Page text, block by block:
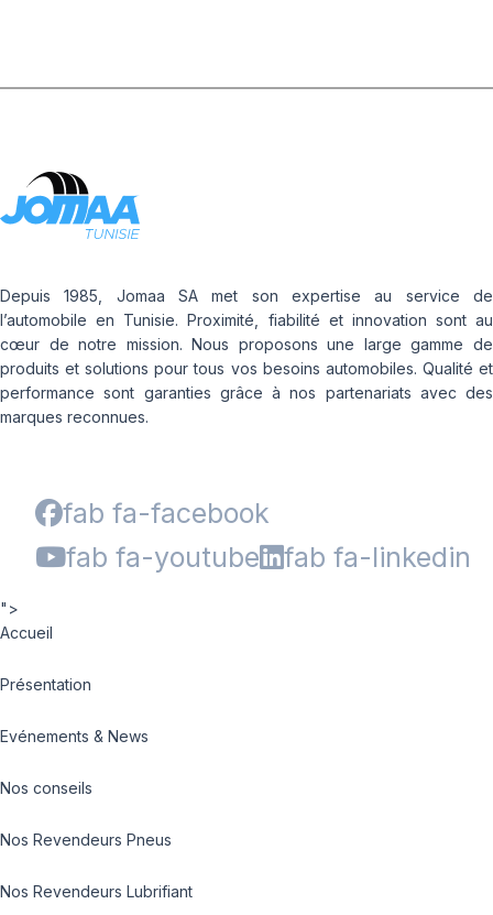
Depuis 1985, Jomaa SA met son expertise au service de
l’automobile en Tunisie. Proximité, fiabilité et innovation sont au
cœur de notre mission. Nous proposons une large gamme de
produits et solutions pour tous vos besoins automobiles. Qualité et
performance sont garanties grâce à nos partenariats avec des
marques reconnues.
fab fa-facebook
fab fa-youtube
fab fa-linkedin
">
Accueil
Présentation
Evénements & News
Nos conseils
Nos Revendeurs Pneus
Nos Revendeurs Lubrifiant